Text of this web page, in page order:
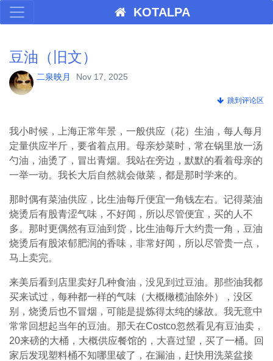
KOTALPA
豆油（旧文）
二泉映月 Nov 17, 2025
跳到评论区
我小时候，上海正常年景，一般供应（花）生油，每人每月
定量供应半斤，要省着点用。母亲炒菜时，常在锅里放一汤
勺油，油烫了，冒出青烟。我站在旁边，默默的看着母亲的
一举一动。我长大后自然就会做菜，都是那时学来的。
那时偶有菜油供应，比生油每斤便宜一角钱左右。记得菜油
烧烫后有股青涩气味，不好闻，所以尽管便宜，买的人不
多。那时更偶然有豆油到货，比生油每斤大约贵一角，豆油
烧烫后有股浓郁肥润的香味，非常好闻，所以尽管贵一点，
马上卖完。
来美后看到店里卖好几种食油，没见到过豆油。那些油我都
买来试过，每种都一样的气味（大概橄榄油除外），没区
别，烧烫后也不冒烟，可能是提炼得太纯的缘故。我无意中
常常回想起当年的豆油。那天在Costco忽然看见有豆油卖，
20来磅的大桶，大概供应餐馆的，大喜过望，买了一桶。回
家后发现塑料桶不知哪里破了，在漏油，赶快用洗菜盆接